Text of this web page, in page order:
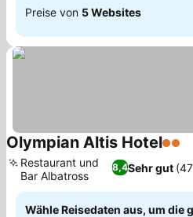
Preise von 5 Websites
Olympian Altis Hotel2
8,4Sehr gut
Restaurant und
Bar Albatross
Wähle Reisedaten aus, um die